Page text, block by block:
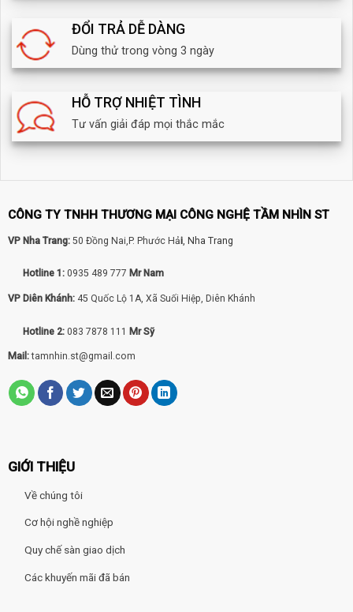
ĐỔI TRẢ DỄ DÀNG
Dùng thử trong vòng 3 ngày
HỖ TRỢ NHIỆT TÌNH
Tư vấn giải đáp mọi thắc mắc
CÔNG TY TNHH THƯƠNG MẠI CÔNG NGHỆ TẦM NHÌN ST
VP Nha Trang: 50 Đồng Nai,P. Phước Hải, Nha Trang
Hotline 1: 0935 489 777 Mr Nam
VP Diên Khánh: 45 Quốc Lộ 1A, Xã Suối Hiệp, Diên Khánh
Hotline 2: 083 7878 111 Mr Sỹ
Mail:tamnhin.st@gmail.com
GIỚI THIỆU
Về chúng tôi
Cơ hội nghề nghiệp
Quy chế sàn giao dịch
Các khuyến mãi đã bán